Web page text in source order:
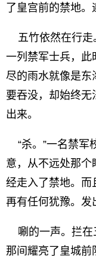
了皇宫前的禁地
五竹依然在行走
一列禁军士兵，此
尽的雨水就像是东
要吞没，却始终无
出来。
“杀。”一名禁军
意，从不远处那个
经走入了禁地。而
再有任何犹豫。发
唰的一声。拦在
那间耀亮了皇城前